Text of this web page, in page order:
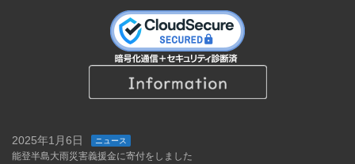
2025年1月6日 ニュース
能登半島大雨災害義援金に寄付をしました